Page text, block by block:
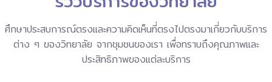
ศึกษาประสบการณ์ตรงและความคิดเห็นที่ตรงไปตรงมาเกี่ยวกับบริการ
ต่าง ๆ ของวิทยาลัย จากชุมชนของเรา เพื่อทราบถึงคุณภาพและ
ประสิทธิภาพของแต่ละบริการ